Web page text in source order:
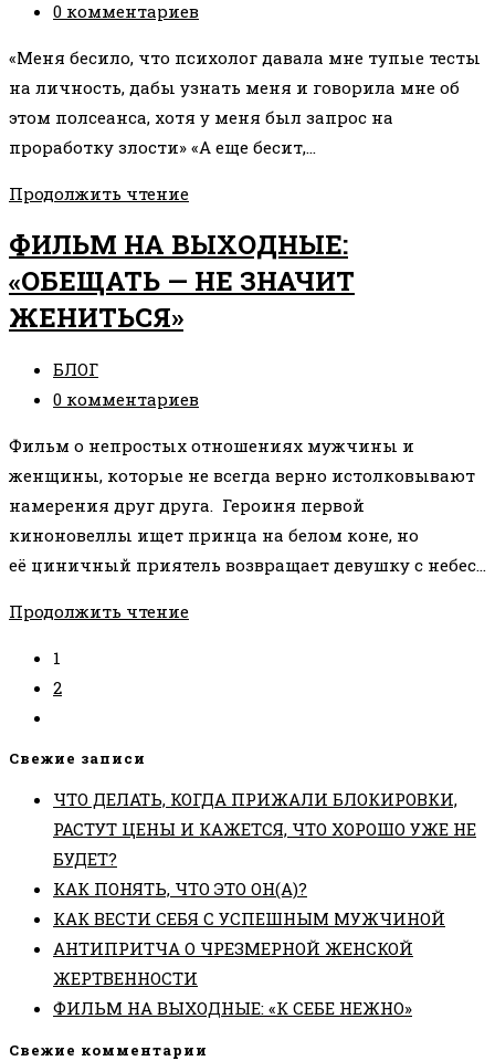
записи:
Комментарии
записи:
0 комментариев
«Меня бесило, что психолог давала мне тупые тесты
на личность, дабы узнать меня и говорила мне об
этом полсеанса, хотя у меня был запрос на
проработку злости» «А еще бесит,…
Продолжить чтение«ЭТИ
ПСИХОЛОГИЧЕСКИЕ
КОНСУЛЬТАЦИИ»
ФИЛЬМ НА ВЫХОДНЫЕ:
«ОБЕЩАТЬ — НЕ ЗНАЧИТ
ЖЕНИТЬСЯ»
Рубрика
записи:
БЛОГ
Комментарии
записи:
0 комментариев
Фильм о непростых отношениях мужчины и
женщины, которые не всегда верно истолковывают
намерения друг друга. Героиня первой
киноновеллы ищет принца на белом коне, но
её циничный приятель возвращает девушку с небес…
Продолжить чтениеФИЛЬМ
ЗНАЧИТ
ЖЕНИТЬСЯ»
1
2
страницу
Свежие записи
ЧТО ДЕЛАТЬ, КОГДА ПРИЖАЛИ БЛОКИРОВКИ,
РАСТУТ ЦЕНЫ И КАЖЕТСЯ, ЧТО ХОРОШО УЖЕ НЕ
БУДЕТ?
КАК ПОНЯТЬ, ЧТО ЭТО ОН(А)?
КАК ВЕСТИ СЕБЯ С УСПЕШНЫМ МУЖЧИНОЙ
АНТИПРИТЧА О ЧРЕЗМЕРНОЙ ЖЕНСКОЙ
ЖЕРТВЕННОСТИ
ФИЛЬМ НА ВЫХОДНЫЕ: «К СЕБЕ НЕЖНО»
Свежие комментарии